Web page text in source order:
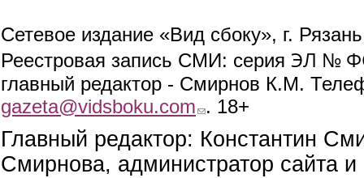
Сетевое издание «Вид сбоку», г.
Реестровая запись СМИ: серия ЭЛ №
главный редактор - Смирнов К.М.
gazeta@vidsboku.com (link sends e-mail)
. 18+
Главный редактор: Константин
Смирнова, администратор сайта